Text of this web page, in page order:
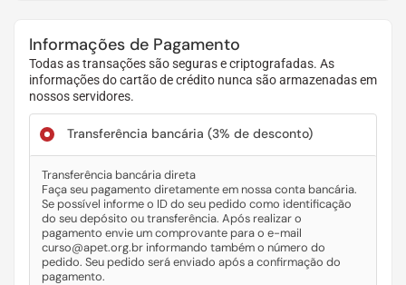
Informações de Pagamento
Todas as transações são seguras e criptografadas. As
informações do cartão de crédito nunca são armazenadas em
nossos servidores.
Transferência bancária (3% de desconto)
Transferência bancária direta
Faça seu pagamento diretamente em nossa conta bancária.
Se possível informe o ID do seu pedido como identificação
do seu depósito ou transferência. Após realizar o
pagamento envie um comprovante para o e-mail
curso@apet.org.br informando também o número do
pedido. Seu pedido será enviado após a confirmação do
pagamento.